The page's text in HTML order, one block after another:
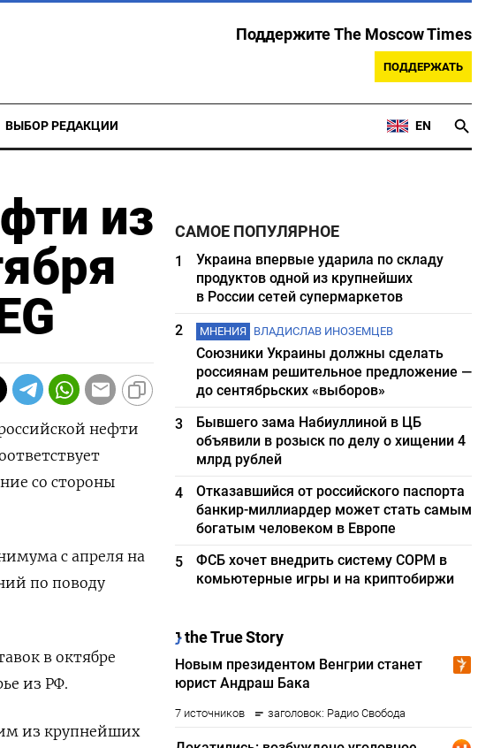
Поддержите The Moscow Times
ПОДДЕРЖАТЬ
ВЫБОР РЕДАКЦИИ EN
из
нефти
со стороны
с апреля на
по поводу
в октябре
из РФ.
из крупнейших
САМОЕ ПОПУЛЯРНОЕ
1
Украина впервые ударила по складу
продуктов одной из крупнейших
в России сетей супермаркетов
2
МНЕНИЯ ВЛАДИСЛАВ ИНОЗЕМЦЕВ
Союзники Украины должны сделать
россиянам решительное предложение —
до сентябрьских «выборов»
3
Бывшего зама Набиуллиной в ЦБ
объявили в розыск по делу о хищении 4
млрд рублей
4
Отказавшийся от российского паспорта
банкир-миллиардер может стать самым
богатым человеком в Европе
5
ФСБ хочет внедрить систему СОРМ в
комьютерные игры и на криптобиржи